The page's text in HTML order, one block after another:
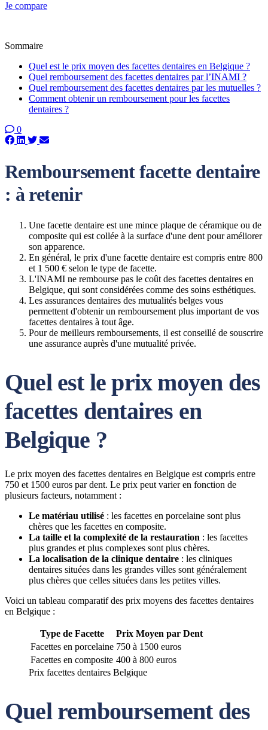
Je compare
Sommaire
Quel est le prix moyen des facettes dentaires en Belgique ?
Quel remboursement des facettes dentaires par l’INAMI ?
Quel remboursement des facettes dentaires par les mutuelles ?
Comment obtenir un remboursement pour les facettes
dentaires ?
0
Remboursement facette dentaire
: à retenir
Une facette dentaire est une mince plaque de céramique ou de
composite qui est collée à la surface d'une dent pour améliorer
son apparence.
En général, le prix d'une facette dentaire est compris entre 800
et 1 500 € selon le type de facette.
L'INAMI ne rembourse pas le coût des facettes dentaires en
Belgique, qui sont considérées comme des soins esthétiques.
Les assurances dentaires des mutualités belges vous
permettent d'obtenir un remboursement plus important de vos
facettes dentaires à tout âge.
Pour de meilleurs remboursements, il est conseillé de souscrire
une assurance auprès d'une mutualité privée.
Quel est le prix moyen des
facettes dentaires en
Belgique ?
Le prix moyen des facettes dentaires en Belgique est compris entre
750 et 1500 euros par dent. Le prix peut varier en fonction de
plusieurs facteurs, notamment :
Le matériau utilisé : les facettes en porcelaine sont plus
chères que les facettes en composite.
La taille et la complexité de la restauration : les facettes
plus grandes et plus complexes sont plus chères.
La localisation de la clinique dentaire : les cliniques
dentaires situées dans les grandes villes sont généralement
plus chères que celles situées dans les petites villes.
Voici un tableau comparatif des prix moyens des facettes dentaires
en Belgique :
Type de Facette
Prix Moyen par Dent
Facettes en porcelaine 750 à 1500 euros
Facettes en composite 400 à 800 euros
Prix facettes dentaires Belgique
Quel remboursement des